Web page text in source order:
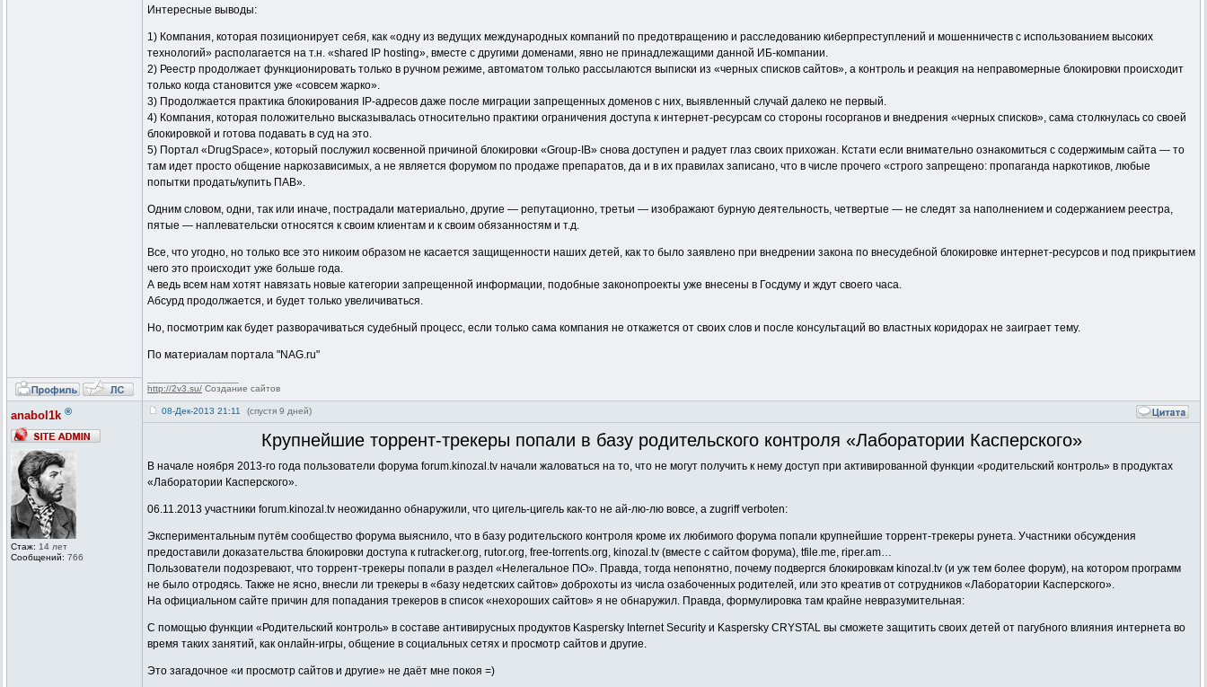
Интересные выводы:
1) Компания, которая позиционирует себя, как «одну из ведущих международных компаний по предотвращению и расследованию киберпреступлений и мошенничеств с использованием высоких
технологий» располагается на т.н. «shared IP hosting», вместе с другими доменами, явно не принадлежащими данной ИБ-компании.
2) Реестр продолжает функционировать только в ручном режиме, автоматом только рассылаются выписки из «черных списков сайтов», а контроль и реакция на неправомерные блокировки происходит
только когда становится уже «совсем жарко».
3) Продолжается практика блокирования IP-адресов даже после миграции запрещенных доменов с них, выявленный случай далеко не первый.
4) Компания, которая положительно высказывалась относительно практики ограничения доступа к интернет-ресурсам со стороны госорганов и внедрения «черных списков», сама столкнулась со своей
блокировкой и готова подавать в суд на это.
5) Портал «DrugSpace», который послужил косвенной причиной блокировки «Group-IB» снова доступен и радует глаз своих прихожан. Кстати если внимательно ознакомиться с содержимым сайта — то
там идет просто общение наркозависимых, а не является форумом по продаже препаратов, да и в их правилах записано, что в числе прочего «строго запрещено: пропаганда наркотиков, любые
попытки продать/купить ПАВ».
Одним словом, одни, так или иначе, пострадали материально, другие — репутационно, третьи — изображают бурную деятельность, четвертые — не следят за наполнением и содержанием реестра,
пятые — наплевательски относятся к своим клиентам и к своим обязанностям и т.д.
Все, что угодно, но только все это никоим образом не касается защищенности наших детей, как то было заявлено при внедрении закона по внесудебной блокировке интернет-ресурсов и под прикрытием
чего это происходит уже больше года.
А ведь всем нам хотят навязать новые категории запрещенной информации, подобные законопроекты уже внесены в Госдуму и ждут своего часа.
Абсурд продолжается, и будет только увеличиваться.
Но, посмотрим как будет разворачиваться судебный процесс, если только сама компания не откажется от своих слов и после консультаций во властных коридорах не заиграет тему.
По материалам портала "NAG.ru"
http://2v3.su/ Создание сайтов
anabol1k ®
Стаж: 14 лет
Сообщений: 766
08-Дек-2013 21:11 (спустя 9 дней)
Крупнейшие торрент-трекеры попали в базу родительского контроля «Лаборатории Касперского»
В начале ноября 2013-го года пользователи форума forum.kinozal.tv начали жаловаться на то, что не могут получить к нему доступ при активированной функции «родительский контроль» в продуктах
«Лаборатории Касперского».
06.11.2013 участники forum.kinozal.tv неожиданно обнаружили, что цигель-цигель как-то не ай-лю-лю вовсе, а zugriff verboten:
Экспериментальным путём сообщество форума выяснило, что в базу родительского контроля кроме их любимого форума попали крупнейшие торрент-трекеры рунета. Участники обсуждения
предоставили доказательства блокировки доступа к rutracker.org, rutor.org, free-torrents.org, kinozal.tv (вместе с сайтом форума), tfile.me, riper.am…
Пользователи подозревают, что торрент-трекеры попали в раздел «Нелегальное ПО». Правда, тогда непонятно, почему подвергся блокировкам kinozal.tv (и уж тем более форум), на котором программ
не было отродясь. Также не ясно, внесли ли трекеры в «базу недетских сайтов» доброхоты из числа озабоченных родителей, или это креатив от сотрудников «Лаборатории Касперского».
На официальном сайте причин для попадания трекеров в список «нехороших сайтов» я не обнаружил. Правда, формулировка там крайне невразумительная:
С помощью функции «Родительский контроль» в составе антивирусных продуктов Kaspersky Internet Security и Kaspersky CRYSTAL вы сможете защитить своих детей от пагубного влияния интернета во
время таких занятий, как онлайн-игры, общение в социальных сетях и просмотр сайтов и другие.
Это загадочное «и просмотр сайтов и другие» не даёт мне покоя =)